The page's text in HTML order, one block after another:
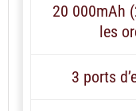
20 000mAh
les
3 ports